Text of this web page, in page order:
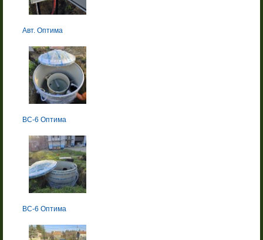
Авт. Оптима
BC-6 Оптима
BC-6 Оптима